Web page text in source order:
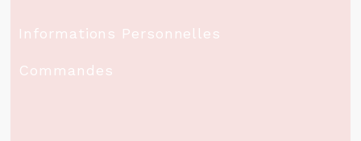
Informations Personnelles
Commandes